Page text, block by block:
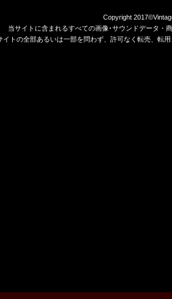
Copyright
当サイトに含まれるすべての画像･サウンドデータ・
イトの全部あるいは一部を問わず、許可なく転売、転